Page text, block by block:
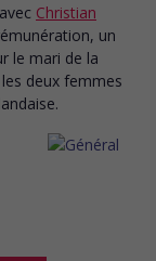
avec Christian
un
le mari de la
deux femmes